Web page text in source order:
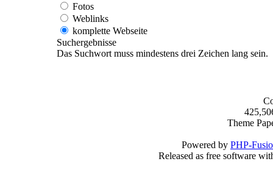
Fotos
Weblinks
komplette Webseite
Suchergebnisse
Das Suchwort muss mindestens drei Zeichen lang sein.
Theme
Powered by PHP-
Released as free software